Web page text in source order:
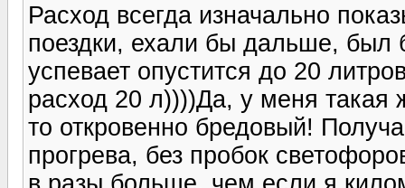
Расход всегда изначально
поездки, ехали бы дальше,
успевает опустится до 20
расход 20 л))))Да, у меня такая
то откровенно бредовый!
прогрева, без пробок